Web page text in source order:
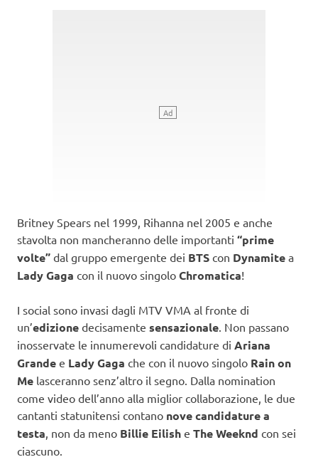
Britney Spears nel 1999, Rihanna nel 2005 e anche
stavolta non mancheranno delle importanti “prime
volte” dal gruppo emergente dei BTS con Dynamite a
Lady Gaga con il nuovo singolo Chromatica!
I social sono invasi dagli MTV VMA al fronte di
un’edizione decisamente sensazionale . Non passano
inosservate le innumerevoli candidature di Ariana
Grande e Lady Gaga che con il nuovo singolo Rain on
Me lasceranno senz’altro il segno. Dalla nomination
come video dell’anno alla miglior collaborazione, le due
cantanti statunitensi contano nove candidature a
testa , non da meno Billie Eilish e The Weeknd con sei
ciascuno.